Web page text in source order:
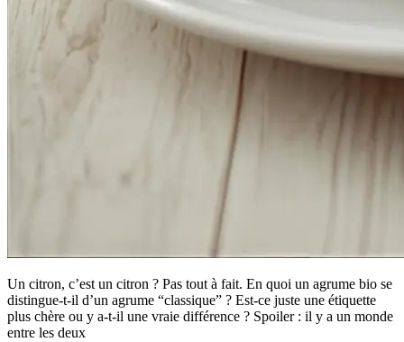
Un citron, c’est un citron ? Pas tout à fait. En quoi un agrume bio se
distingue-t-il d’un agrume “classique” ? Est-ce juste une étiquette
plus chère ou y a-t-il une vraie différence ? Spoiler : il y a un monde
entre les deux